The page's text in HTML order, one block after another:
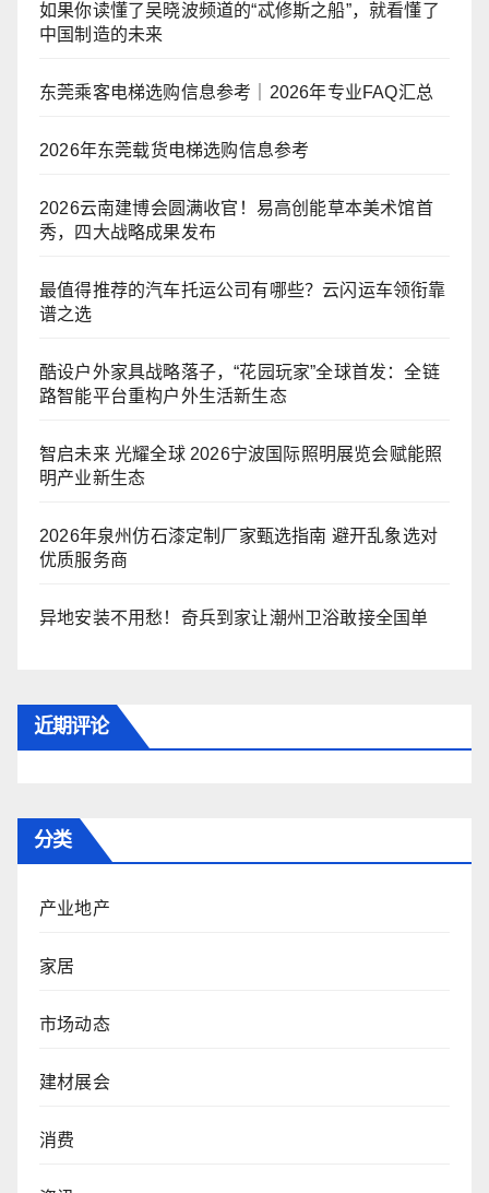
如果你读懂了吴晓波频道的“忒修斯之船”，就看懂了
中国制造的未来
东莞乘客电梯选购信息参考｜2026年专业FAQ汇总
2026年东莞载货电梯选购信息参考
2026云南建博会圆满收官！易高创能草本美术馆首
秀，四大战略成果发布
最值得推荐的汽车托运公司有哪些？云闪运车领衔靠
谱之选
酷设户外家具战略落子，“花园玩家”全球首发：全链
路智能平台重构户外生活新生态
智启未来 光耀全球 2026宁波国际照明展览会赋能照
明产业新生态
2026年泉州仿石漆定制厂家甄选指南 避开乱象选对
优质服务商
异地安装不用愁！奇兵到家让潮州卫浴敢接全国单
近期评论
分类
产业地产
家居
市场动态
建材展会
消费